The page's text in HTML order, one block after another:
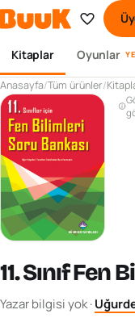
Kitaplar Oyunlar
Anasayfa/Tüm ürünler/
11. Sınıf
Yazar bilgisi yok·